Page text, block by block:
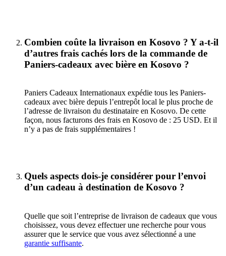
Combien coûte la livraison en Kosovo ? Y a-t-il
d’autres frais cachés lors de la commande de
Paniers-cadeaux avec bière en Kosovo ?
Paniers Cadeaux Internationaux expédie tous les Paniers-
cadeaux avec bière depuis l’entrepôt local le plus proche de
l’adresse de livraison du destinataire en Kosovo. De cette
façon, nous facturons des frais en Kosovo de : 25 USD. Et il
n’y a pas de frais supplémentaires !
Quels aspects dois-je considérer pour l’envoi
d’un cadeau à destination de Kosovo ?
Quelle que soit l’entreprise de livraison de cadeaux que vous
choisissez, vous devez effectuer une recherche pour vous
assurer que le service que vous avez sélectionné a une
garantie suffisante.